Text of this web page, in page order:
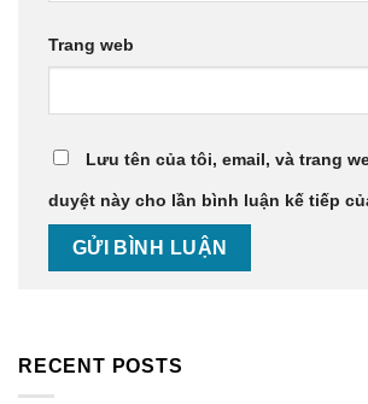
Trang web
Lưu tên của tôi, email, và trang
duyệt này cho lần bình luận kế tiếp
RECENT POSTS